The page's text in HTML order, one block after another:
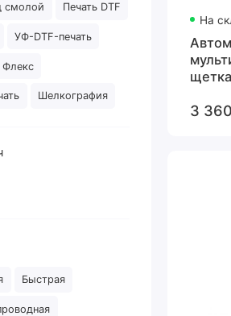
смолой Печать DTF
УФ-DTF-печать
Флекс
Шелкография
Быстрая
На
3